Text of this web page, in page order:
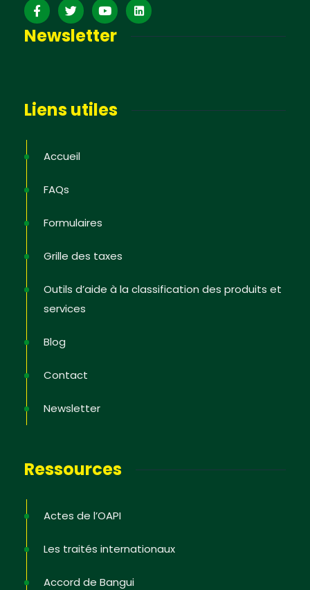
Newsletter
Liens utiles
Accueil
FAQs
Formulaires
Grille des taxes
Outils d’aide à la classification des produits et
services
Blog
Contact
Newsletter
Ressources
Actes de l’OAPI
Les traités internationaux
Accord de Bangui
informations ; les offres de formation ; l’actualité de